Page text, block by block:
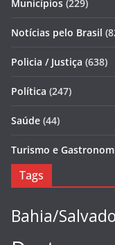
Municípios (229)
Notícias pelo Brasil
Policia / Justiça (638)
Política (247)
Saúde (44)
Turismo e
Tags
Bahia/